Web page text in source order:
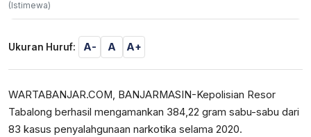
(Istimewa)
Ukuran Huruf: A- A A+
WARTABANJAR.COM, BANJARMASIN-Kepolisian Resor
Tabalong berhasil mengamankan 384,22 gram sabu-sabu dari
83 kasus penyalahgunaan narkotika selama 2020.